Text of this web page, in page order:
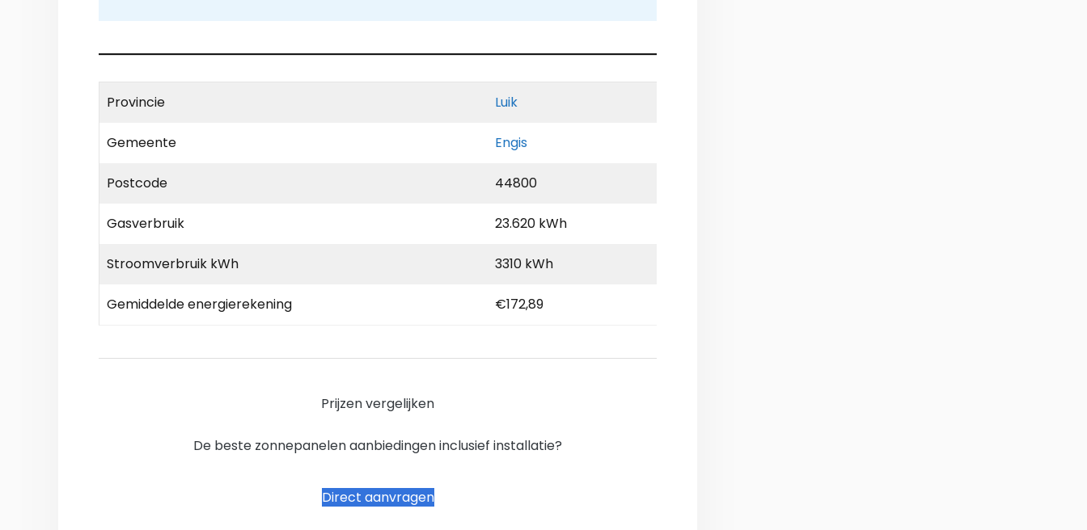
Provincie Luik
Gemeente Engis
Postcode 44800
Gasverbruik 23.620 kWh
Stroomverbruik kWh 3310 kWh
Gemiddelde energierekening €172,89
Prijzen vergelijken
De beste zonnepanelen aanbiedingen inclusief installatie?
Direct aanvragen